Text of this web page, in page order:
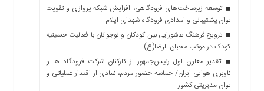
توسعه زیرساخت‌های فرودگاهی، افزایش شبکه پروازی و تقویت
توان پشتیبانی و امدادی فرودگاه شهدای ایلام
ترویج فرهنگ عاشورایی بین کودکان و نوجوانان با فعالیت حسینیه
کودک در موکب محبان الرضا(ع)
تقدیر معاون اول رئیس‌جمهور از کارکنان شرکت فرودگاه ها و
ناوبری هوایی ایران/ حماسه حضور مردم، نمادی از اقتدار عملیاتی و
توان مدیریتی کشور